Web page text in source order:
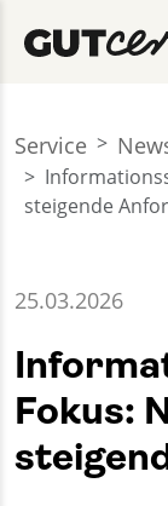
Service
steigende
25.03.2026
Fokus: